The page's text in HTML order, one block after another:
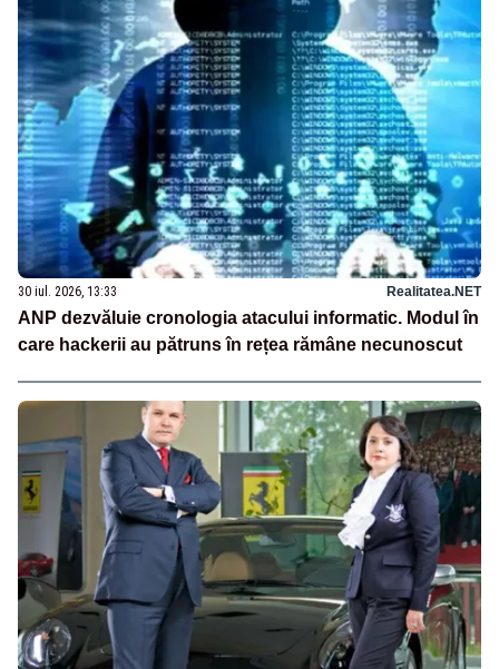
30 iul. 2026, 13:33 Realitatea.NET
ANP dezvăluie cronologia atacului informatic. Modul în
care hackerii au pătruns în rețea rămâne necunoscut